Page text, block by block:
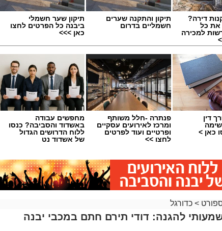
עמוד הפייסבוק הרשמי של אליצור יבנה כדורסל
התקיימה שיחה על קידום הכדורסל בעיר, פיתוח דור העתיד של
שיתופי הפעולה וחשיבות החינוך לערכים באמצעות הספורט.
מניסיונו העשיר והעניק למשתתפים השראה להמשך העשייה למען
בעיר ובקרב מאות הילדים ובני הנוער הפעילים באגודה.
הישראלי, ואיחלו לו המשך הצלחה ועשייה.
דירה?
את כל
למכירה
תיקון והתקנה שערים
חשמליים בדרום
תיקון שער חשמלי
ביבנה כל הפרטים לחצו
כאן >>>
דין
כאן >
פנתרה -חלל משותף
ומרכז לאירועים עסקיים
ופרטיים ועוד לפרטים
לחצו >>
מחפשים עבודה
באשדוד והסביבה? כנסו
ללוח הדרושים הגדול
של אשדוד נט
> כדורגל
להגנה: דודי תירם חתם במכבי יבנה